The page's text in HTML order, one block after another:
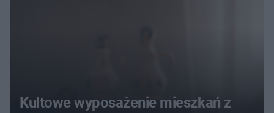
Kultowe wyposażenie mieszkań z